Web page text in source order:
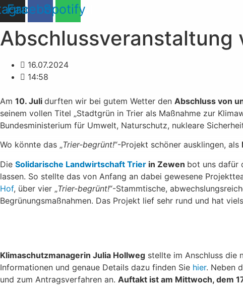
Facebook
Spotify
Abschlussveranstaltung
16.07.2024
14:58
Am 10. Juli durften wir bei gutem Wetter den Abschluss von
seinem vollen Titel „Stadtgrün in Trier als Maßnahme zur
Bundesministerium für Umwelt, Naturschutz, nukleare
Wo könnte das „Trier-begrünt!“-Projekt schöner ausklingen, als
Die Solidarische Landwirtschaft Trier in Zewen bot uns dafür
lassen. So stellte das von Anfang an dabei gewesene
Hof, über vier „Trier-begrünt!“-Stammtische,
Begrünungsmaßnahmen. Das Projekt lief sehr rund und hat
Klimaschutzmanagerin Julia Hollweg stellte im Anschluss die
Informationen und genaue Details dazu finden Sie hier. Neben
und zum Antragsverfahren an. Auftakt ist am Mittwoch, dem